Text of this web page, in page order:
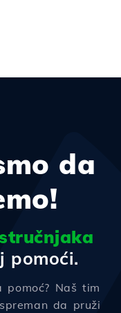
da
pomoći.
Naš tim
da pruži